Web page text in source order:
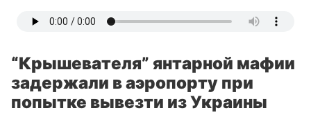
“Крышевателя” янтарной мафии
задержали в аэропорту при
попытке вывезти из Украины